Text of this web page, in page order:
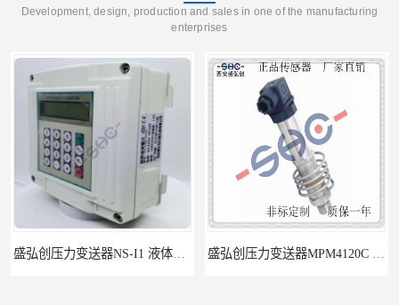
Development, design, production and sales in one of the manufacturing
enterprises
盛弘创压力变送器NS-I1 液体压力传感器负压计 盛弘创压力变送器MPM4120C 液体压力传感器负压计